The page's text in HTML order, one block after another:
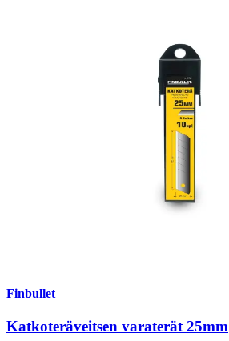
Finbullet
Katkoteräveitsen varaterät 25mm